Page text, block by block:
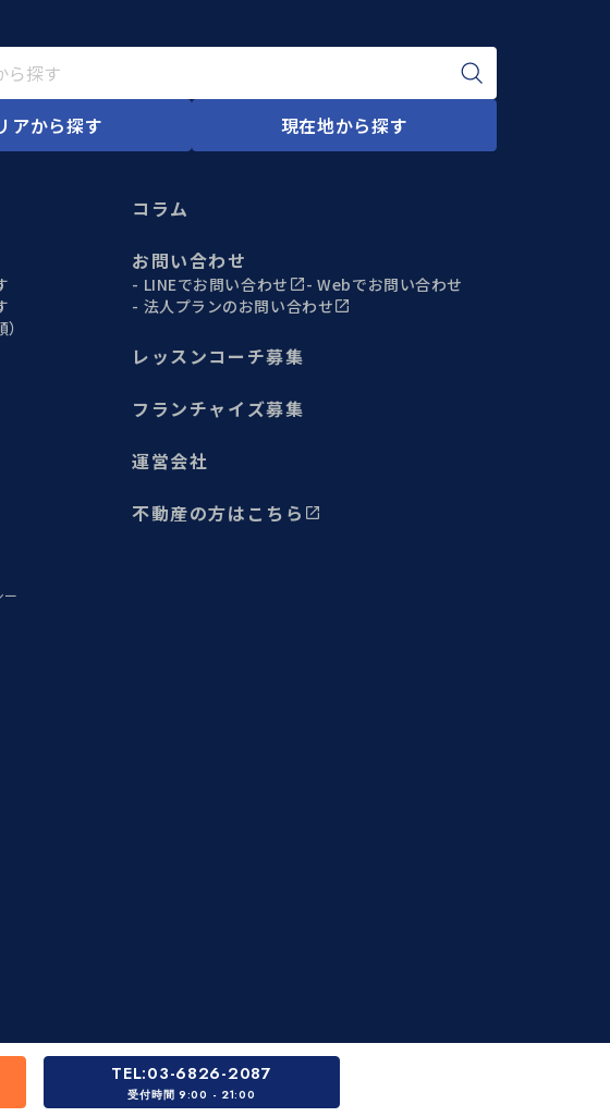
TEL:03-6826-2087
受付時間 9:00 - 21:00
アから探す 現在地から探す
コラム
お問い合わせ
LINEでお問い合わせ
Webでお問い合わせ
法人プランのお問い合わせ
レッスンコーチ募集
フランチャイズ募集
運営会社
不動産の方はこちら
ー